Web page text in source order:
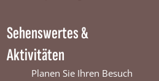
n
t
e
t
e
r
s
i
t
e
Sehenswertes &
Aktivitäten
Planen Sie Ihren Besuch